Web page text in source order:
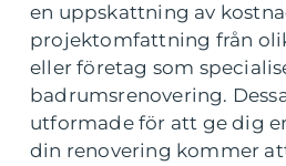
en uppskattning av
projektomfattning från
eller företag som
badrumsrenovering.
utformade för att ge dig
din renovering kommer